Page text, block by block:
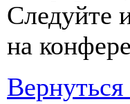
Следуйте
на